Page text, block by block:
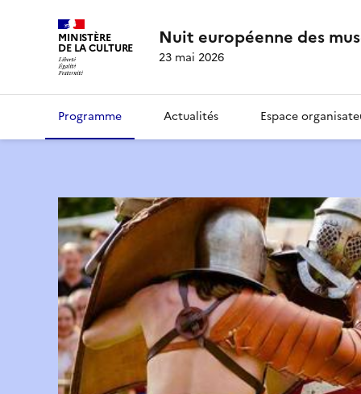
MINISTÈRE
DE LA CULTURE Nuit européenne des
23 mai 2026
Programme Actualités Espace